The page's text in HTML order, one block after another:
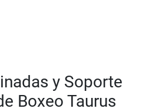
y Soporte
Boxeo Taurus